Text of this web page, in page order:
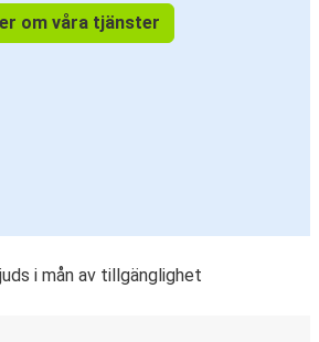
om våra tjänster
i mån av tillgänglighet